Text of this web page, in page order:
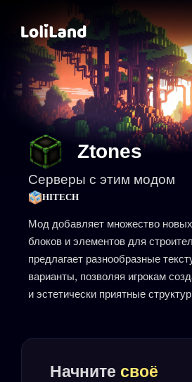
LoliLand
Ztones
Серверы с этим модом
HITECH
Мод добавляет множество
блоков и элементов для
предлагает разнообразные
варианты, позволяя игрокам
и эстетически приятные
Начните своё